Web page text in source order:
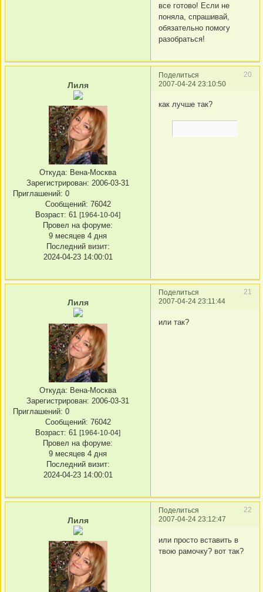
все готово! Если не
поняла, спрашивай,
обязательно помогу
разобраться!
Поделиться
20
2007-04-24 23:10:50
Лиля
Откуда: Вена-Москва
Зарегистрирован: 2006-03-31
Приглашений: 0
Сообщений: 76042
Возраст: 61 [1964-10-04]
Провел на форуме:
9 месяцев 4 дня
Последний визит:
2024-04-23 14:00:01
как лучше так?
Поделиться
21
2007-04-24 23:11:44
Лиля
Откуда: Вена-Москва
Зарегистрирован: 2006-03-31
Приглашений: 0
Сообщений: 76042
Возраст: 61 [1964-10-04]
Провел на форуме:
9 месяцев 4 дня
Последний визит:
2024-04-23 14:00:01
или так?
Поделиться
22
2007-04-24 23:12:47
Лиля
или просто вставить в
твою рамочку? вот так?